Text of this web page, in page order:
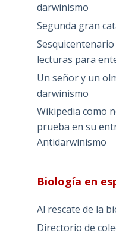
darwinismo
Segunda gran
lecturas para
Un señor y un
darwinismo
Wikipedia como
prueba en su
Antidarwinismo
Biología en
Al rescate de la
Directorio de